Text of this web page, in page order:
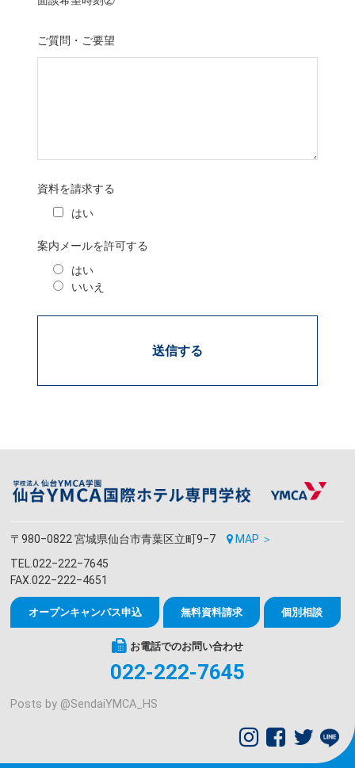
ご質問・ご要望
資料を請求する
はい
案内メールを許可する
はい
いいえ
〒980‒0822 宮城県仙台市青葉区立町9‒7
MAP ＞
TEL.022‒222‒7645
FAX.022‒222‒4651
オープンキャンパス申込 無料資料請求 個別相談
お電話でのお問い合わせ
022-222-7645
Posts by @SendaiYMCA_HS